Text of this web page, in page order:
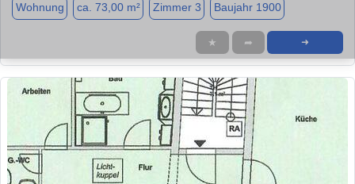
Wohnung ca. 73,00 m² Zimmer 3 Baujahr 1900
★ ➦ ➜